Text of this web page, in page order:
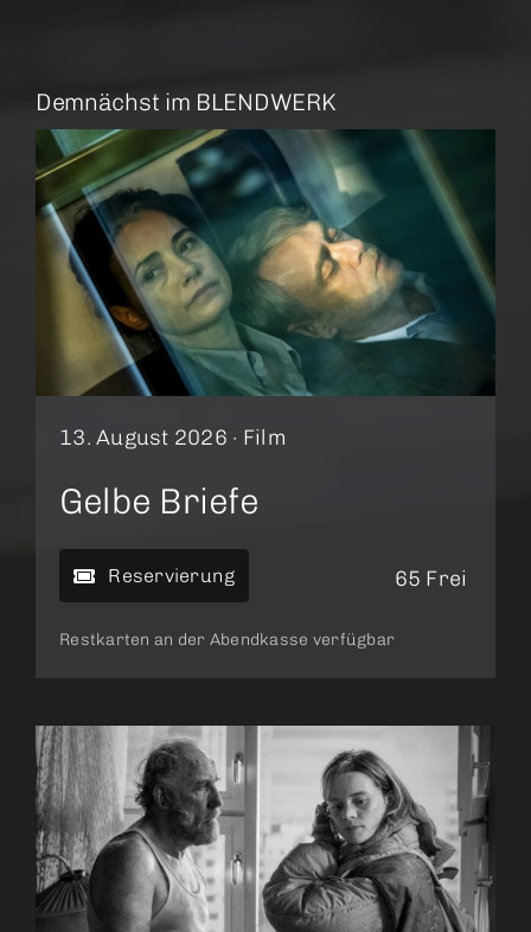
Demnächst im BLENDWERK
13. August 2026 · Film
Gelbe Briefe
Reservierung 65 Frei
Restkarten an der Abendkasse verfügbar